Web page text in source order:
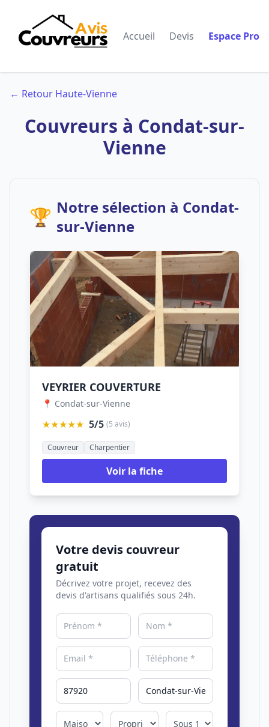
Accueil Devis Espace Pro
← Retour Haute-Vienne
Couvreurs à Condat-sur-
Vienne
🏆 Notre sélection à Condat-
sur-Vienne
VEYRIER COUVERTURE
📍 Condat-sur-Vienne
★★★★★ 5/5 (5 avis)
Couvreur Charpentier
Voir la fiche
Votre devis couvreur
gratuit
Décrivez votre projet, recevez des
devis d'artisans qualifiés sous 24h.